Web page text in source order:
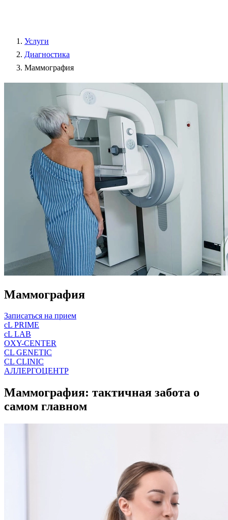
Услуги
Диагностика
Маммография
Маммография
Записаться на прием
cL PRIME
cL LAB
OXY-CENTER
CL GENETIC
CL CLINIC
АЛЛЕРГОЦЕНТР
Маммография: тактичная забота о
самом главном